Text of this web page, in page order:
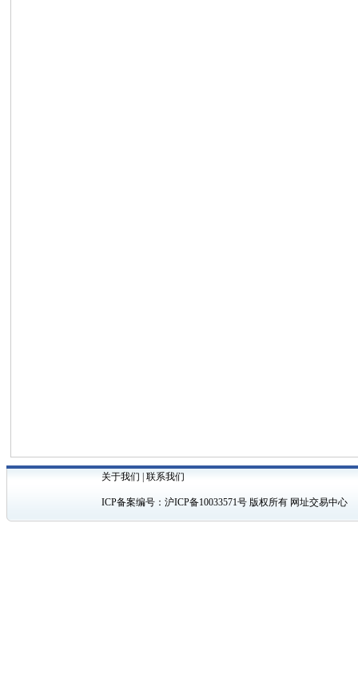
关于我们 |联系我们
ICP备案编号：沪ICP备10033571号 版权所有 网址交易中心